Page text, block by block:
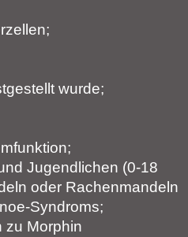
wurde;
Jugendlichen (0-18
oder Rachenmandeln
Syndroms;
zu Morphin